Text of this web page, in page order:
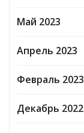
Май 2023
Апрель 2023
Февраль 2023
Декабрь 2022